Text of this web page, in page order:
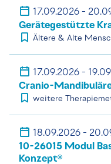
17.09.2026 -
Gerätegestützte
Ältere & Alte
17.09.2026 -
Cranio-
weitere
18.09.2026 -
10-26015 Modul
Konzept®